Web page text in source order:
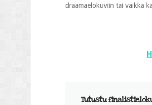
draamaelokuviin tai vaikka
Tutustu